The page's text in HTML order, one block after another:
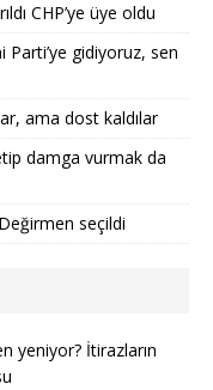
CHP’ye üye oldu
Parti’ye gidiyoruz, sen
ama dost kaldılar
damga vurmak da
seçildi
yeniyor? İtirazların